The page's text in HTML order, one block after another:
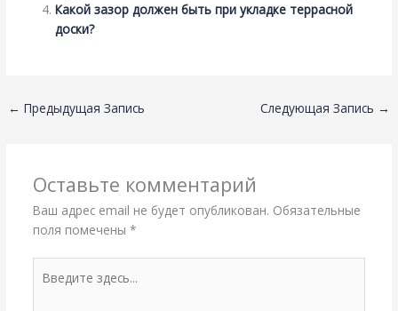
Какой зазор должен быть при укладке террасной
доски?
← Предыдущая Запись Следующая Запись →
Оставьте комментарий
Ваш адрес email не будет опубликован. Обязательные
поля помечены *
здесь...